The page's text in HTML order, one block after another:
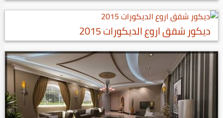
ديكور شقق اروع الديكورات 2015